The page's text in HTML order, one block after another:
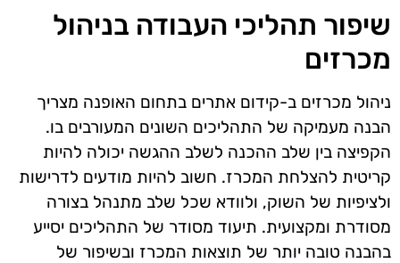
שיפור תהליכי העבודה בניהול
מכרזים
ניהול מכרזים ב-קידום אתרים בתחום האופנה מצריך
הבנה מעמיקה של התהליכים השונים המעורבים בו.
הקפיצה בין שלב ההכנה לשלב ההגשה יכולה להיות
קריטית להצלחת המכרז. חשוב להיות מודעים לדרישות
ולציפיות של השוק, ולוודא שכל שלב מתנהל בצורה
מסודרת ומקצועית. תיעוד מסודר של התהליכים יסייע
בהבנה טובה יותר של תוצאות המכרז ובשיפור של